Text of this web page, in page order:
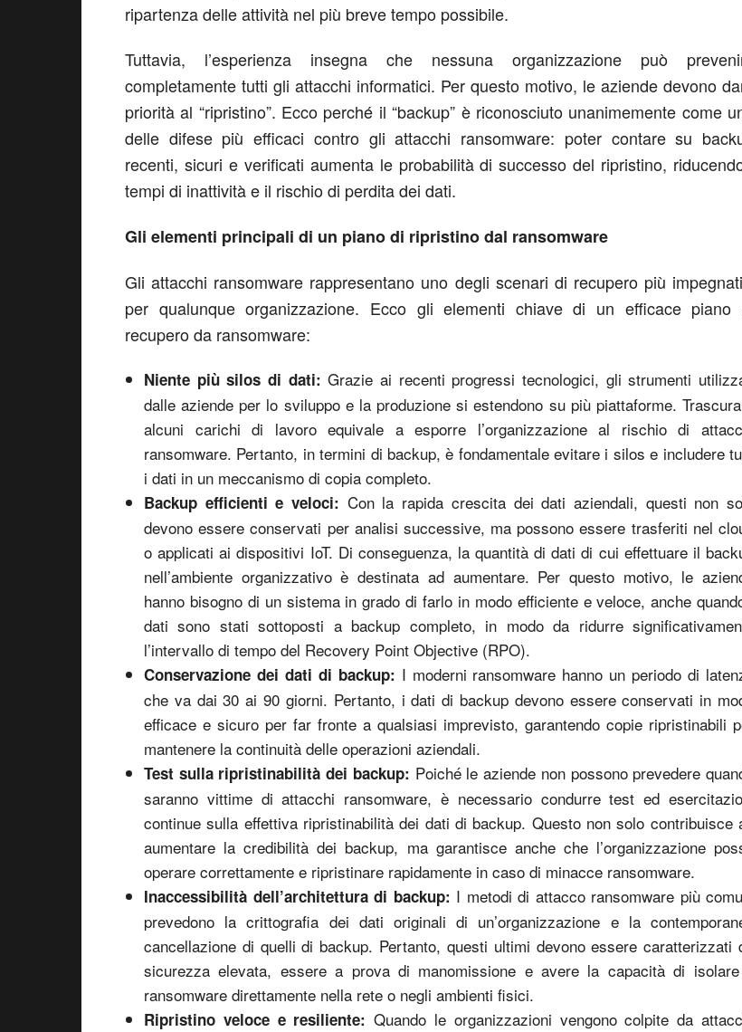
ripartenza delle attività nel più breve tempo possibile.
Tuttavia, l’esperienza insegna che nessuna organizzazione può
completamente tutti gli attacchi informatici. Per questo motivo, le aziende devono
priorità al “ripristino”. Ecco perché il “backup” è riconosciuto unanimemente come
delle difese più efficaci contro gli attacchi ransomware: poter contare su
recenti, sicuri e verificati aumenta le probabilità di successo del ripristino,
tempi di inattività e il rischio di perdita dei dati.
Gli elementi principali di un piano di ripristino dal ransomware
Gli attacchi ransomware rappresentano uno degli scenari di recupero più
per qualunque organizzazione. Ecco gli elementi chiave di un efficace piano
recupero da ransomware:
Niente più silos di dati: Grazie ai recenti progressi tecnologici, gli strumenti
dalle aziende per lo sviluppo e la produzione si estendono su più piattaforme.
alcuni carichi di lavoro equivale a esporre l’organizzazione al rischio di
ransomware. Pertanto, in termini di backup, è fondamentale evitare i silos e includere
i dati in un meccanismo di copia completo.
Backup efficienti e veloci: Con la rapida crescita dei dati aziendali, questi non
devono essere conservati per analisi successive, ma possono essere trasferiti nel
o applicati ai dispositivi IoT. Di conseguenza, la quantità di dati di cui effettuare il
nell’ambiente organizzativo è destinata ad aumentare. Per questo motivo, le
hanno bisogno di un sistema in grado di farlo in modo efficiente e veloce, anche
dati sono stati sottoposti a backup completo, in modo da ridurre
l’intervallo di tempo del Recovery Point Objective (RPO).
Conservazione dei dati di backup: I moderni ransomware hanno un periodo di
che va dai 30 ai 90 giorni. Pertanto, i dati di backup devono essere conservati in
efficace e sicuro per far fronte a qualsiasi imprevisto, garantendo copie ripristinabili
mantenere la continuità delle operazioni aziendali.
Test sulla ripristinabilità dei backup: Poiché le aziende non possono prevedere
saranno vittime di attacchi ransomware, è necessario condurre test ed
continue sulla effettiva ripristinabilità dei dati di backup. Questo non solo contribuisce
aumentare la credibilità dei backup, ma garantisce anche che l’organizzazione
operare correttamente e ripristinare rapidamente in caso di minacce ransomware.
Inaccessibilità dell’architettura di backup: I metodi di attacco ransomware più
prevedono la crittografia dei dati originali di un’organizzazione e la
cancellazione di quelli di backup. Pertanto, questi ultimi devono essere caratterizzati
sicurezza elevata, essere a prova di manomissione e avere la capacità di
ransomware direttamente nella rete o negli ambienti fisici.
Ripristino veloce e resiliente: Quando le organizzazioni vengono colpite da